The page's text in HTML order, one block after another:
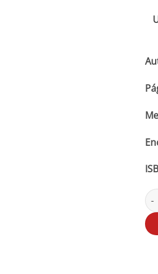
La